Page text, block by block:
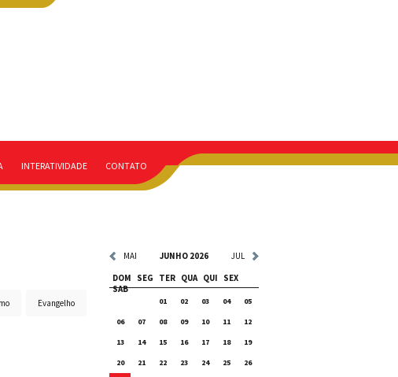
INTERATIVIDADE CONTATO
MAI JUNHO 2026
JUL
DOM
SEG TER QUA QUI
SEX
SAB
01 02 03 04
05
06
07 08 09 10 11
12
13
14 15 16 17 18
19
20
21 22 23 24 25
26
Evangelho